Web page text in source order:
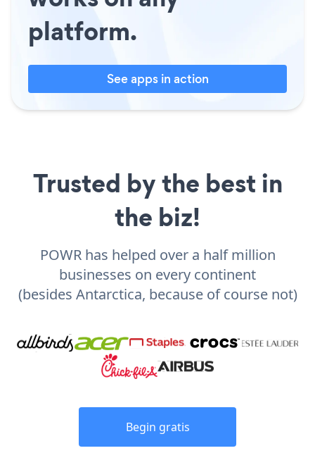
platform.
See apps in action
Trusted by the best in
the biz!
POWR has helped over a half million
businesses on every continent
(besides Antarctica, because of course not)
Begin gratis